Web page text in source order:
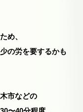
め、
の労を要するかも
市などの